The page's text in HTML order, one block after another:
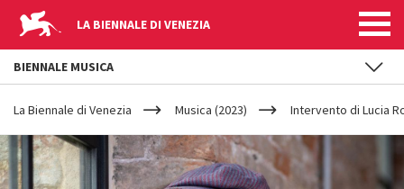
LA BIENNALE DI VENEZIA
YOUR
ARE
HERE
La Biennale di Venezia Musica (2023) Intervento di Lucia
BIENNALE MUSICA